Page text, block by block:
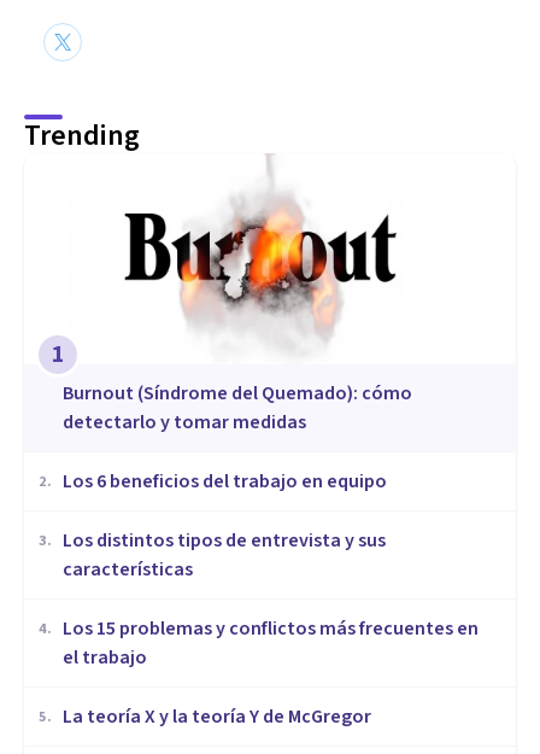
Trending
1
Burnout (Síndrome del Quemado): cómo
detectarlo y tomar medidas
2. ​Los 6 beneficios del trabajo en equipo
3.
​Los distintos tipos de entrevista y sus
características
4.
​Los 15 problemas y conflictos más frecuentes en
el trabajo
5. La teoría X y la teoría Y de McGregor